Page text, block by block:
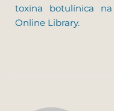
toxina botulínica
Online Library.